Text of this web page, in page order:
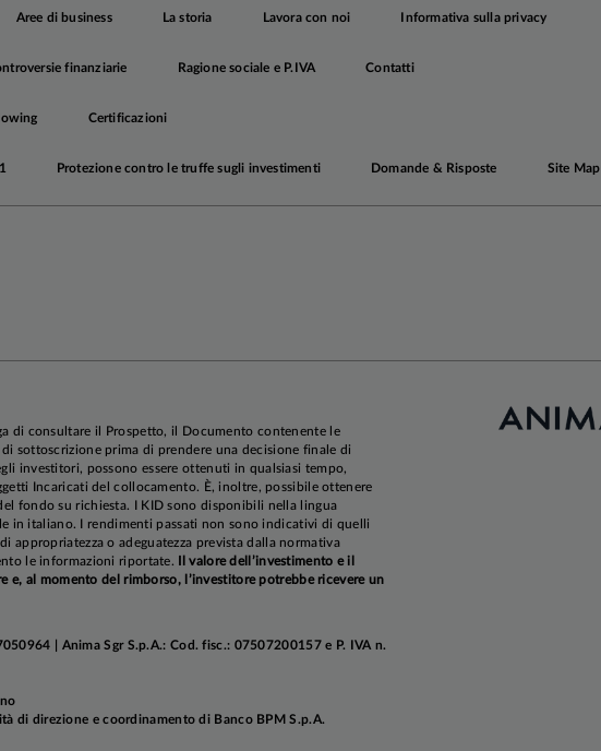
Aree di business La storia Lavora con noi Informativa sulla privacy
finanziarie Ragione sociale e P.IVA Contatti
Certificazioni
Protezione contro le truffe sugli investimenti Domande & Risposte Site Map
di consultare il Prospetto, il Documento contenente le
sottoscrizione prima di prendere una decisione finale di
investitori, possono essere ottenuti in qualsiasi tempo,
Incaricati del collocamento. È, inoltre, possibile ottenere
fondo su richiesta. I KID sono disponibili nella lingua
in italiano. I rendimenti passati non sono indicativi di quelli
o adeguatezza prevista dalla normativa
le informazioni riportate.
Il valore dell’investimento e il
e, al momento del rimborso, l’investitore potrebbe ricevere un
| Anima Sgr S.p.A.: Cod. fisc.: 07507200157 e P. IVA n.
di direzione e coordinamento di Banco BPM S.p.A.